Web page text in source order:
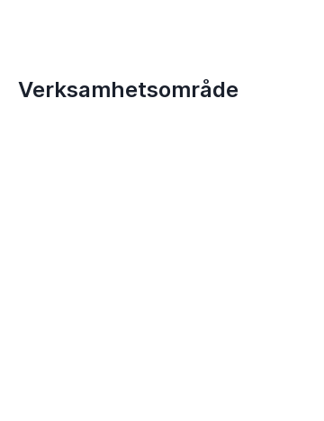
Verksamhetsområde